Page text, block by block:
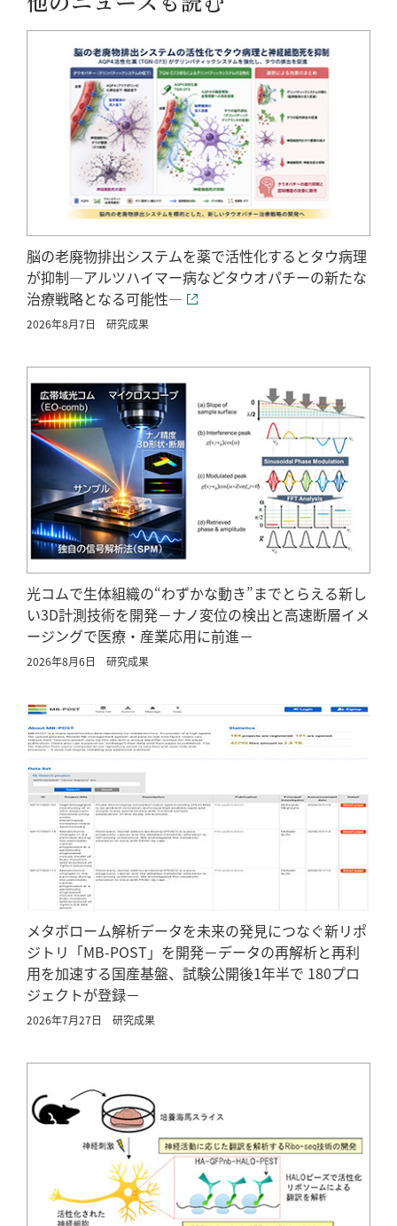
脳の老廃物排出システムを薬で活性化するとタウ病理
が抑制―アルツハイマー病などタウオパチーの新たな
治療戦略となる可能性―
2026年8月7日 研究成果
光コムで生体組織の“わずかな動き”までとらえる新し
い3D計測技術を開発－ナノ変位の検出と高速断層イメ
ージングで医療・産業応用に前進－
2026年8月6日 研究成果
メタボローム解析データを未来の発見につなぐ新リポ
ジトリ「MB-POST」を開発－データの再解析と再利
用を加速する国産基盤、試験公開後1年半で 180プロ
ジェクトが登録－
2026年7月27日 研究成果